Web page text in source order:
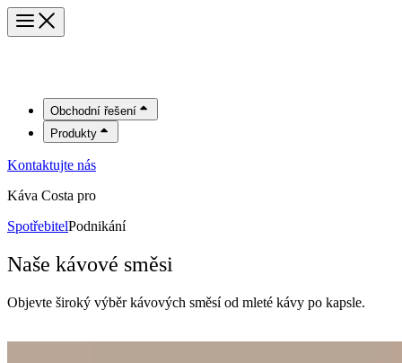
Obchodní řešení
Produkty
Kontaktujte nás
Káva Costa pro
SpotřebitelPodnikání
Naše kávové směsi
Objevte široký výběr kávových směsí od mleté kávy po kapsle.